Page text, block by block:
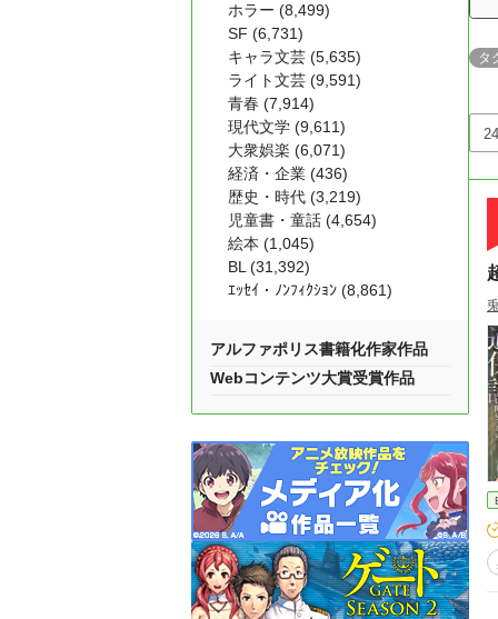
タ
ホラー (8,499)
SF (6,731)
キャラ文芸 (5,635)
ライト文芸 (9,591)
青春 (7,914)
現代文学 (9,611)
大衆娯楽 (6,071)
経済・企業 (436)
歴史・時代 (3,219)
児童書・童話 (4,654)
絵本 (1,045)
BL (31,392)
ｴｯｾｲ・ﾉﾝﾌｨｸｼｮﾝ (8,861)
アルファポリス書籍化作家作品
Webコンテンツ大賞受賞作品